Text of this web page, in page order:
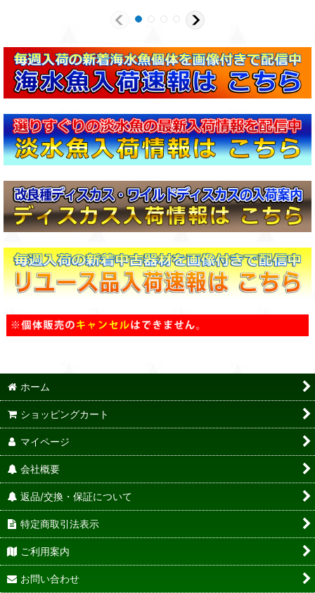
ホーム
ショッピングカート
マイページ
会社概要
返品/交換・保証について
特定商取引法表示
ご利用案内
お問い合わせ